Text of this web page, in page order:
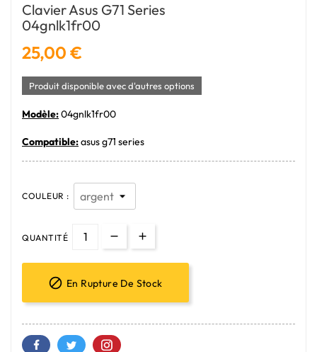
Clavier Asus G71 Series
04gnlk1fr00
25,00 €
Produit disponible avec d'autres options
Modèle:04gnlk1fr00
Compatible:asus g71 series
COULEUR :
QUANTITÉ
 En Rupture De Stock